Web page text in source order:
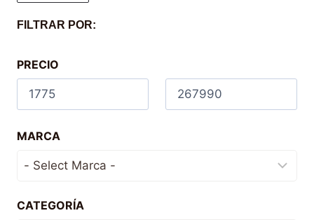
FILTRAR POR:
PRECIO
MARCA
CATEGORÍA